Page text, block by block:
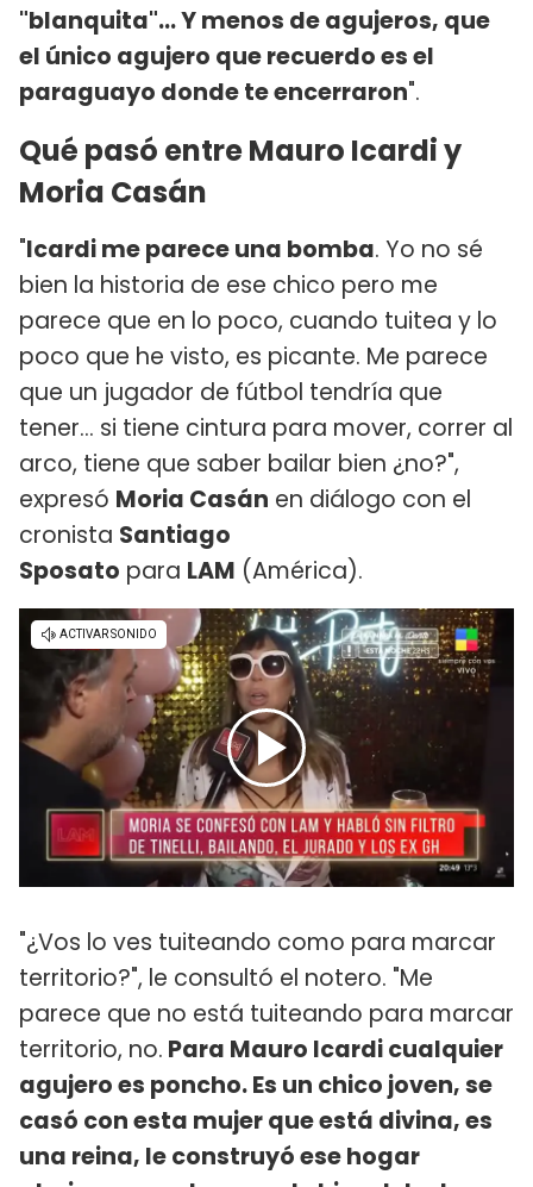
"blanquita"... Y menos de agujeros, que
el único agujero que recuerdo es el
paraguayo donde te encerraron".
Qué pasó entre Mauro Icardi y
Moria Casán
"Icardi me parece una bomba. Yo no sé
bien la historia de ese chico pero me
parece que en lo poco, cuando tuitea y lo
poco que he visto, es picante. Me parece
que un jugador de fútbol tendría que
tener... si tiene cintura para mover, correr al
arco, tiene que saber bailar bien ¿no?",
expresó Moria Casán en diálogo con el
cronista Santiago
Sposato para LAM (América).
"¿Vos lo ves tuiteando como para marcar
territorio?", le consultó el notero. "Me
parece que no está tuiteando para marcar
territorio, no. Para Mauro Icardi cualquier
agujero es poncho. Es un chico joven, se
casó con esta mujer que está divina, es
una reina, le construyó ese hogar